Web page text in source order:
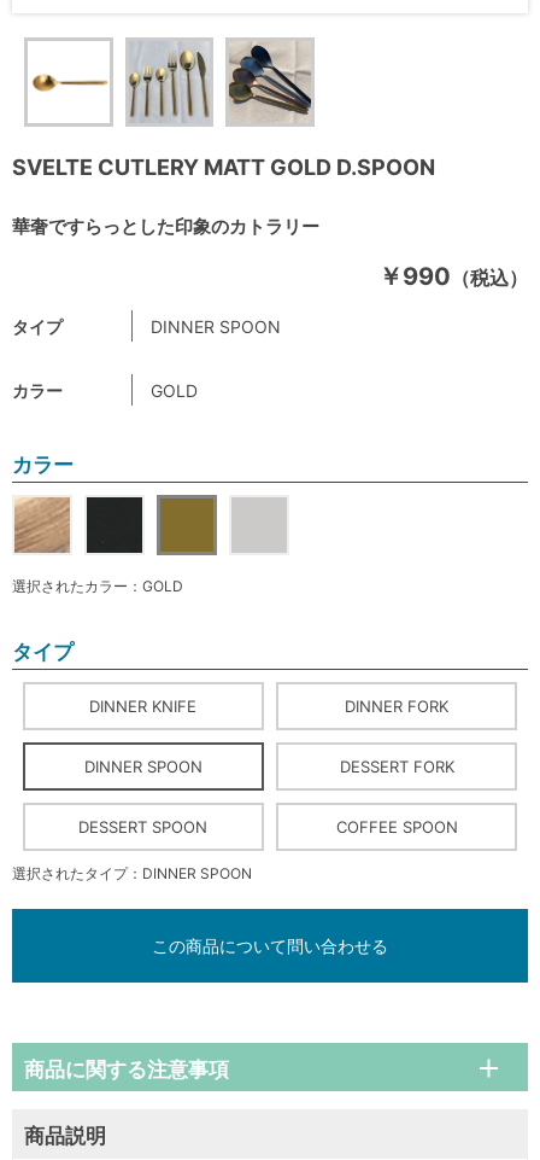
SVELTE CUTLERY MATT GOLD D.SPOON
華奢ですらっとした印象のカトラリー
￥990 （税込）
タイプ DINNER SPOON
カラー GOLD
カラー
選択されたカラー：GOLD
タイプ
DINNER KNIFE DINNER FORK
DINNER SPOON DESSERT FORK
DESSERT SPOON COFFEE SPOON
選択されたタイプ：DINNER SPOON
この商品について問い合わせる
商品説明
商品に関する注意事項